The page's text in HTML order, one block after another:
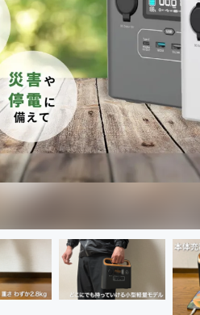
域活性化